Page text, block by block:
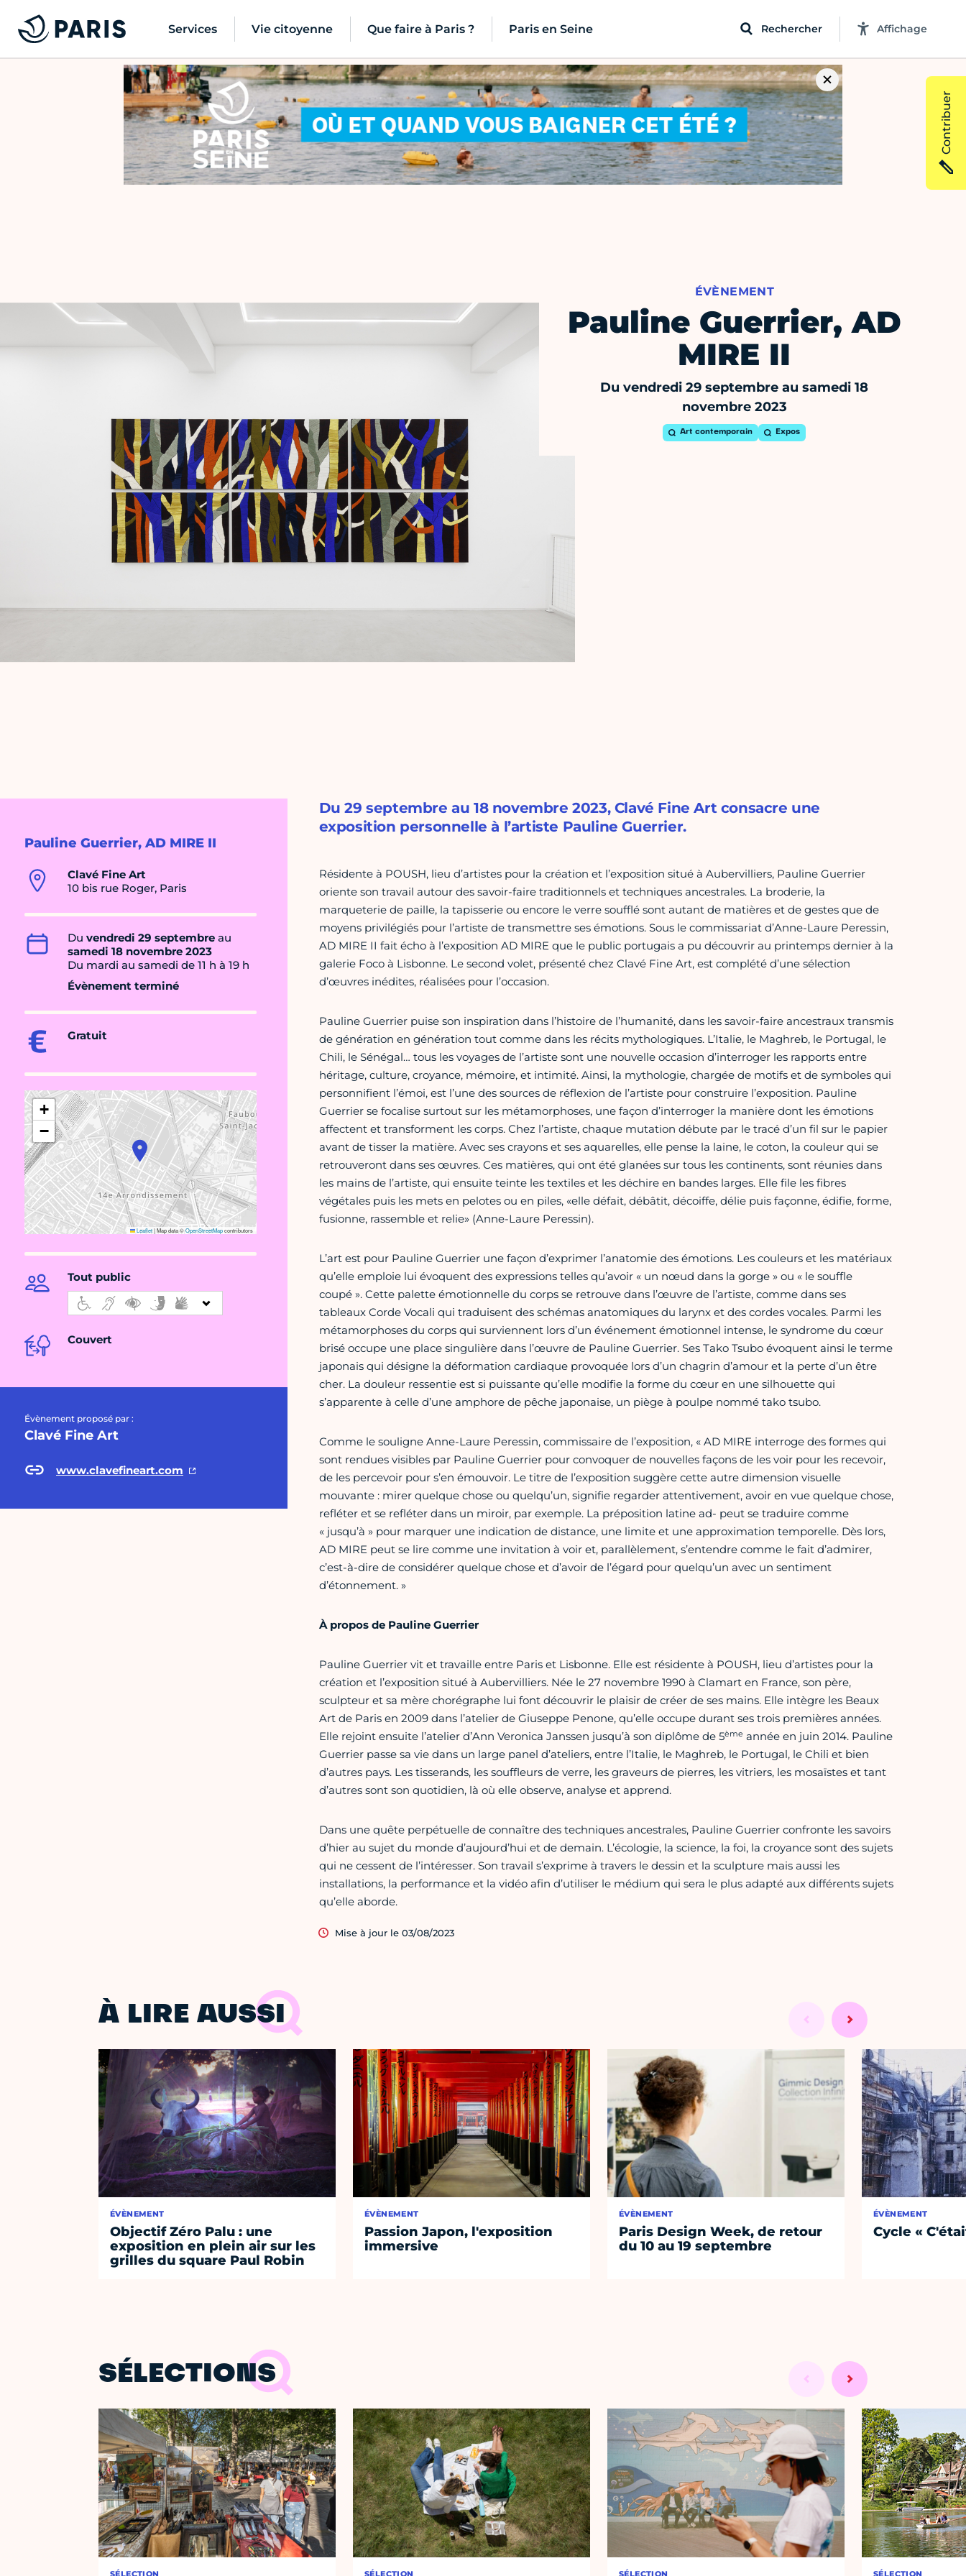
Services Vie citoyenne Que faire à Paris ? Paris en Seine Rechercher Affichage
ÉVÈNEMENT
Pauline Guerrier, AD
MIRE II
Du vendredi 29 septembre au samedi 18
novembre 2023
Art contemporain Expos
Pauline Guerrier, AD MIRE II
Clavé Fine Art
10 bis rue Roger, Paris
Du vendredi 29 septembre au
samedi 18 novembre 2023
Du mardi au samedi de 11 h à 19 h
Évènement terminé
Gratuit
+
−
Leaflet|Map data ©OpenStreetMapcontributors
Tout public
Couvert
Évènement proposé par :
Clavé Fine Art
www.clavefineart.com
Du 29 septembre au 18 novembre 2023, Clavé Fine Art consacre une
exposition personnelle à l’artiste Pauline Guerrier.
Résidente à POUSH, lieu d’artistes pour la création et l’exposition situé à Aubervilliers, Pauline Guerrier
oriente son travail autour des savoir-faire traditionnels et techniques ancestrales. La broderie, la
marqueterie de paille, la tapisserie ou encore le verre soufflé sont autant de matières et de gestes que de
moyens privilégiés pour l’artiste de transmettre ses émotions. Sous le commissariat d’Anne-Laure Peressin,
AD MIRE II fait écho à l’exposition AD MIRE que le public portugais a pu découvrir au printemps dernier à la
galerie Foco à Lisbonne. Le second volet, présenté chez Clavé Fine Art, est complété d’une sélection
d’œuvres inédites, réalisées pour l’occasion.
Pauline Guerrier puise son inspiration dans l’histoire de l’humanité, dans les savoir-faire ancestraux transmis
de génération en génération tout comme dans les récits mythologiques. L’Italie, le Maghreb, le Portugal, le
Chili, le Sénégal… tous les voyages de l’artiste sont une nouvelle occasion d’interroger les rapports entre
héritage, culture, croyance, mémoire, et intimité. Ainsi, la mythologie, chargée de motifs et de symboles qui
personnifient l’émoi, est l’une des sources de réflexion de l’artiste pour construire l’exposition. Pauline
Guerrier se focalise surtout sur les métamorphoses, une façon d’interroger la manière dont les émotions
affectent et transforment les corps. Chez l’artiste, chaque mutation débute par le tracé d’un fil sur le papier
avant de tisser la matière. Avec ses crayons et ses aquarelles, elle pense la laine, le coton, la couleur qui se
retrouveront dans ses œuvres. Ces matières, qui ont été glanées sur tous les continents, sont réunies dans
les mains de l’artiste, qui ensuite teinte les textiles et les déchire en bandes larges. Elle file les fibres
végétales puis les mets en pelotes ou en piles, «elle défait, débâtit, décoiffe, délie puis façonne, édifie, forme,
fusionne, rassemble et relie» (Anne-Laure Peressin).
L’art est pour Pauline Guerrier une façon d’exprimer l’anatomie des émotions. Les couleurs et les matériaux
qu’elle emploie lui évoquent des expressions telles qu’avoir « un nœud dans la gorge » ou « le souffle
coupé ». Cette palette émotionnelle du corps se retrouve dans l’œuvre de l’artiste, comme dans ses
tableaux Corde Vocali qui traduisent des schémas anatomiques du larynx et des cordes vocales. Parmi les
métamorphoses du corps qui surviennent lors d’un événement émotionnel intense, le syndrome du cœur
brisé occupe une place singulière dans l’œuvre de Pauline Guerrier. Ses Tako Tsubo évoquent ainsi le terme
japonais qui désigne la déformation cardiaque provoquée lors d’un chagrin d’amour et la perte d’un être
cher. La douleur ressentie est si puissante qu’elle modifie la forme du cœur en une silhouette qui
s’apparente à celle d’une amphore de pêche japonaise, un piège à poulpe nommé tako tsubo.
Comme le souligne Anne-Laure Peressin, commissaire de l’exposition, « AD MIRE interroge des formes qui
sont rendues visibles par Pauline Guerrier pour convoquer de nouvelles façons de les voir pour les recevoir,
de les percevoir pour s’en émouvoir. Le titre de l’exposition suggère cette autre dimension visuelle
mouvante : mirer quelque chose ou quelqu’un, signifie regarder attentivement, avoir en vue quelque chose,
refléter et se refléter dans un miroir, par exemple. La préposition latine ad- peut se traduire comme
« jusqu’à » pour marquer une indication de distance, une limite et une approximation temporelle. Dès lors,
AD MIRE peut se lire comme une invitation à voir et, parallèlement, s’entendre comme le fait d’admirer,
c’est-à-dire de considérer quelque chose et d’avoir de l’égard pour quelqu’un avec un sentiment
d’étonnement. »
À propos de Pauline Guerrier
Pauline Guerrier vit et travaille entre Paris et Lisbonne. Elle est résidente à POUSH, lieu d’artistes pour la
création et l’exposition situé à Aubervilliers. Née le 27 novembre 1990 à Clamart en France, son père,
sculpteur et sa mère chorégraphe lui font découvrir le plaisir de créer de ses mains. Elle intègre les Beaux
Art de Paris en 2009 dans l’atelier de Giuseppe Penone, qu’elle occupe durant ses trois premières années.
Elle rejoint ensuite l’atelier d’Ann Veronica Janssen jusqu’à son diplôme de 5ème année en juin 2014. Pauline
Guerrier passe sa vie dans un large panel d’ateliers, entre l’Italie, le Maghreb, le Portugal, le Chili et bien
d’autres pays. Les tisserands, les souffleurs de verre, les graveurs de pierres, les vitriers, les mosaïstes et tant
d’autres sont son quotidien, là où elle observe, analyse et apprend.
Dans une quête perpétuelle de connaître des techniques ancestrales, Pauline Guerrier confronte les savoirs
d’hier au sujet du monde d’aujourd’hui et de demain. L’écologie, la science, la foi, la croyance sont des sujets
qui ne cessent de l’intéresser. Son travail s’exprime à travers le dessin et la sculpture mais aussi les
installations, la performance et la vidéo afin d’utiliser le médium qui sera le plus adapté aux différents sujets
qu’elle aborde.
Mise à jour le 03/08/2023
À LIRE AUSSI
ÉVÈNEMENT
Objectif Zéro Palu : une
exposition en plein air sur les
grilles du square Paul Robin
ÉVÈNEMENT
Passion Japon, l'exposition
immersive
ÉVÈNEMENT
Paris Design Week, de retour
du 10 au 19 septembre
ÉVÈNEMENT
Cycle «
SÉLECTIONS
SÉLECTION SÉLECTION SÉLECTION SÉLECTION
Contribuer